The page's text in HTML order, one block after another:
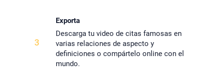
3
Exporta
Descarga tu video de citas famosas en
varias relaciones de aspecto y
definiciones o compártelo online con el
mundo.